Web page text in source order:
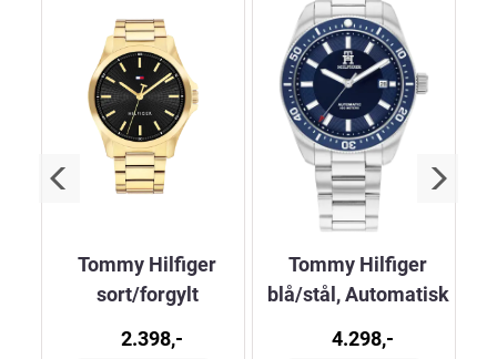
Tommy Hilfiger
sort/forgylt
2.398,-
Tommy Hilfiger
blå/stål, Automatisk
4.298,-